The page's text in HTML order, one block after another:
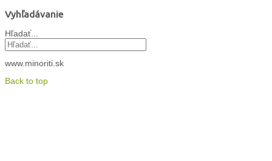
Vyhľadávanie
Hľadať...
www.minoriti.sk
Back to top